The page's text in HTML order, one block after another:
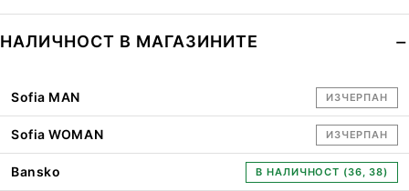
НАЛИЧНОСТ В МАГАЗИНИТЕ
Sofia MAN ИЗЧЕРПАН
Sofia WOMAN ИЗЧЕРПАН
Bansko В НАЛИЧНОСТ (36, 38)